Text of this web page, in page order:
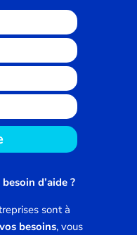
d’aide ?
sont à
besoins, vous